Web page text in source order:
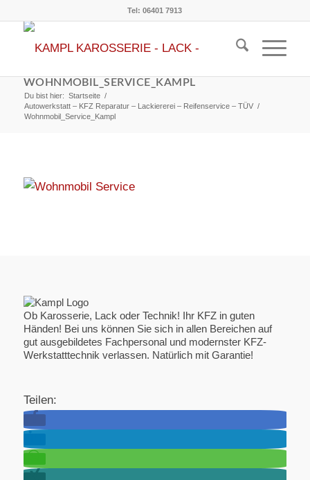
Tel: 06401 7913
WOHNMOBIL_SERVICE_KAMPL
Du bist hier: Startseite /
Autowerkstatt – KFZ Reparatur – Lackiererei – Reifenservice – TÜV /
Wohnmobil_Service_Kampl
Ob Karosserie, Lack oder Technik! Ihr KFZ in guten
Händen! Bei uns können Sie sich in allen Bereichen auf
gut ausgebildetes Fachpersonal und modernster KFZ-
Werkstatttechnik verlassen. Natürlich mit Garantie!
Teilen: